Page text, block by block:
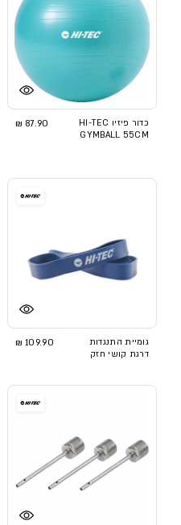
כדור פיזיו HI-TEC
GYMBALL 55CM
87.90 ₪
גומיית התנגדות
דרגת קושי חזק
109.90 ₪